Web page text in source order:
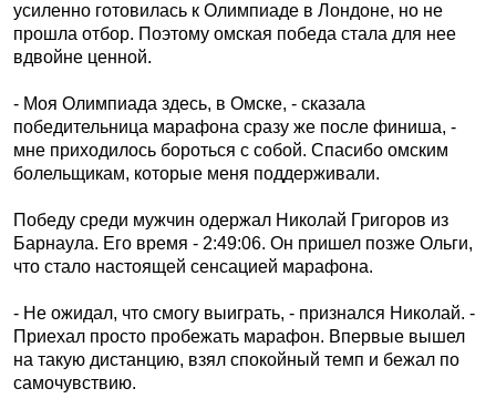
усиленно готовилась к Олимпиаде в Лондоне, но не
прошла отбор. Поэтому омская победа стала для нее
вдвойне ценной.
- Моя Олимпиада здесь, в Омс­ке, - сказала
победительница марафона сразу же после финиша, -
мне приходилось бороться с собой. Спасибо омским
болельщикам, которые меня поддерживали.
Победу среди мужчин одержал Николай Григоров из
Барнаула. Его время - 2:49:06. Он пришел позже Ольги,
что стало настоящей сенсацией марафона.
- Не ожидал, что смогу выиграть, - признался Николай. -
Приехал просто пробежать марафон. Впервые вышел
на такую дистанцию, взял спокойный темп и бежал по
самочувствию.